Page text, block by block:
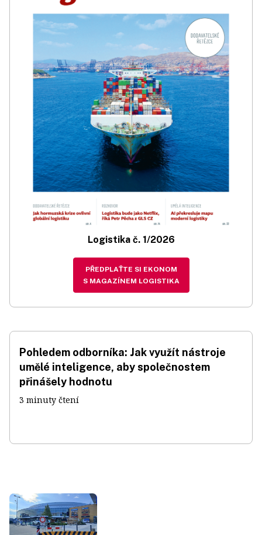
Logistika č. 1/2026
PŘEDPLAŤTE SI EKONOM
S MAGAZÍNEM LOGISTIKA
Pohledem odborníka: Jak využít nástroje
umělé inteligence, aby společnostem
přinášely hodnotu
3 minuty čtení